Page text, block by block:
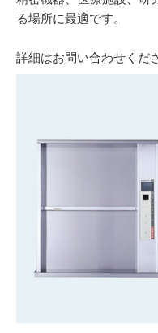
る場所に最適です。
詳細はお問い合わせくだ